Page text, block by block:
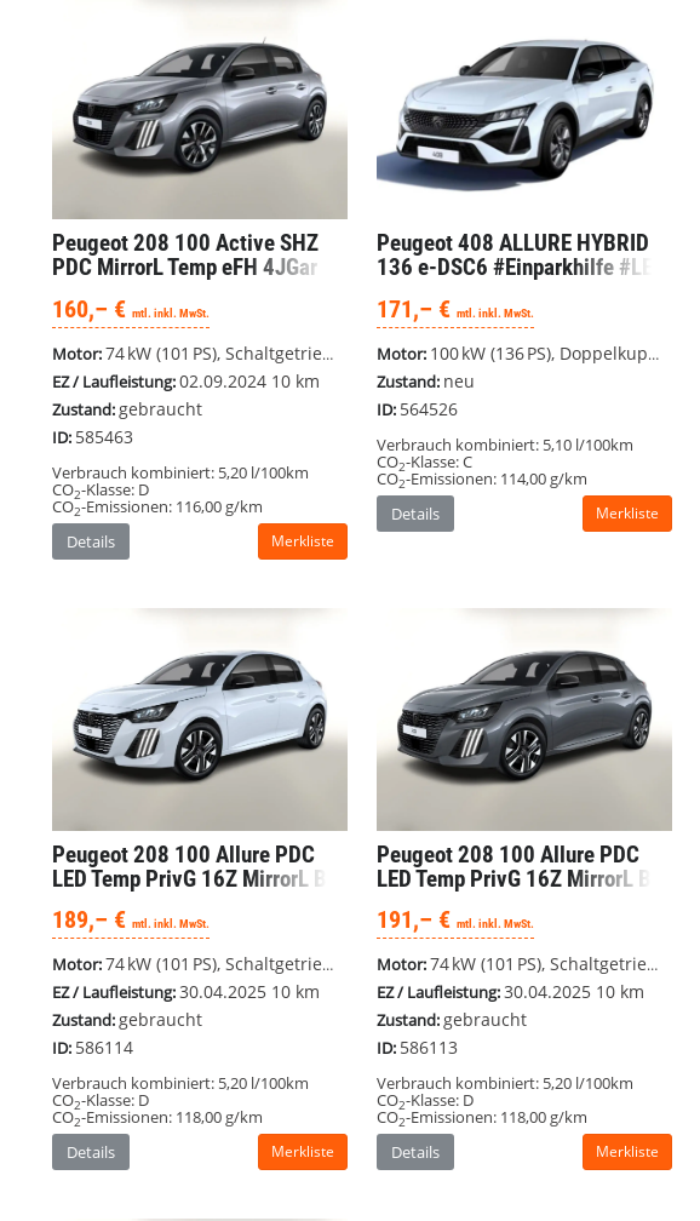
Peugeot 208 100 Active SHZ
PDC MirrorL Temp eFH 4JGar
160,– € mtl. inkl. MwSt.
Motor:74 kW (101 PS), Schaltgetriebe, Frontantrieb
EZ / Laufleistung:02.09.2024 10 km
Zustand:gebraucht
ID: 585463
Verbrauch kombiniert: 5,20 l/100km
CO2-Klasse: D
CO2-Emissionen: 116,00 g/km
Details
Merkliste
Peugeot 408 ALLURE HYBRID
136 e-DSC6 #Einparkhilfe #LED
171,– € mtl. inkl. MwSt.
Motor: 100 kW (136 PS), Doppelkupplungsgetriebe (DSG), Frontantrieb
Zustand: neu
ID: 564526
Verbrauch kombiniert: 5,10 l/100km
CO2-Klasse:C
CO2-Emissionen: 114,00 g/km
Details
Merkliste
Peugeot 208 100 Allure PDC
LED Temp PrivG 16Z MirrorL BT
189,– € mtl. inkl. MwSt.
Motor:74 kW (101 PS), Schaltgetriebe, Frontantrieb
EZ / Laufleistung:30.04.2025 10 km
Zustand:gebraucht
ID: 586114
Verbrauch kombiniert: 5,20 l/100km
CO2-Klasse: D
CO2-Emissionen: 118,00 g/km
Details
Merkliste
Peugeot 208 100 Allure PDC
LED Temp PrivG 16Z MirrorL BT
191,– € mtl. inkl. MwSt.
Motor:74 kW (101 PS), Schaltgetriebe, Frontantrieb
EZ / Laufleistung:30.04.2025 10 km
Zustand:gebraucht
ID: 586113
Verbrauch kombiniert: 5,20 l/100km
CO2-Klasse: D
CO2-Emissionen: 118,00 g/km
Details
Merkliste